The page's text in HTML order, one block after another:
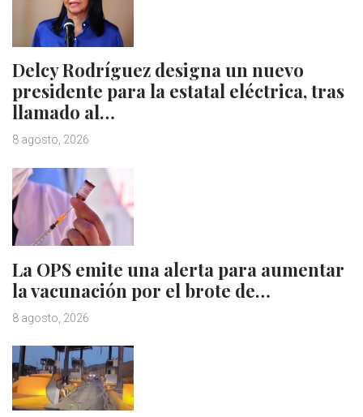
Delcy Rodríguez designa un nuevo
presidente para la estatal eléctrica, tras
llamado al…
8 agosto, 2026
La OPS emite una alerta para aumentar
la vacunación por el brote de…
8 agosto, 2026